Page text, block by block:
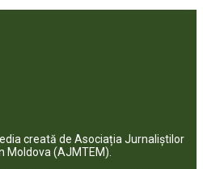
creată de Asociația Jurnaliștilor
Moldova (AJMTEM).